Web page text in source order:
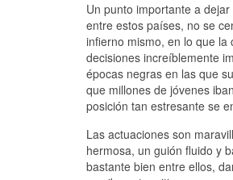
Un punto importante a
entre estos países, no se
infierno mismo, en lo que
decisiones increíblemente
épocas negras en las que
que millones de jóvenes
posición tan estresante se
Las actuaciones son
hermosa, un guión fluido y
bastante bien entre ellos,